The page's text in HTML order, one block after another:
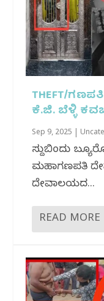
THEFT/
ಕೆ.ಜಿ. ಬೆಳ್ಳಿ
Sep 9, 2025
ಸುದ್ದಿಬಿಂದು
ಮಹಾಗಣಪತಿ
ದೇವಾಲಯದ...
READ MORE